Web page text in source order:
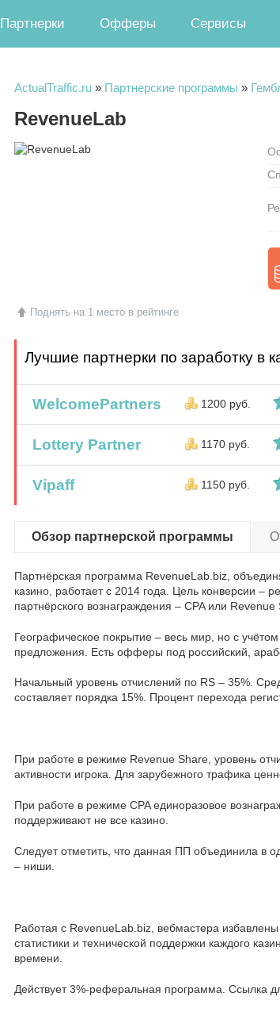
Партнерки Офферы Сервисы
ActualTraffic.ru » Партнерские программы »
RevenueLab
Поднять на 1 место в рейтинге
Лучшие партнерки по заработку в
WelcomePartners 1200 руб.
Lottery Partner 1170 руб.
Vipaff 1150 руб.
Обзор партнерской программы
Партнёрская программа RevenueLab.biz,
казино, работает с 2014 года. Цель конверсии –
партнёрского вознаграждения – CPA или
Географическое покрытие – весь мир, но с
предложения. Есть офферы под российский,
Начальный уровень отчислений по RS – 35%.
составляет порядка 15%. Процент перехода
При работе в режиме Revenue Share, уровень
активности игрока. Для зарубежного трафика
При работе в режиме CPA единоразовое
поддерживают не все казино.
Следует отметить, что данная ПП объединила в
– ниши.
Работая с RevenueLab.biz, вебмастера
статистики и технической поддержки каждого
времени.
Действует 3%-реферальная программа. Ссылка